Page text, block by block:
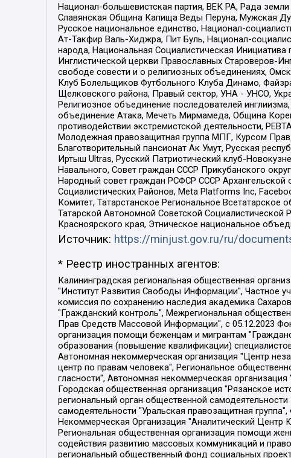
Национал-большевистская партия, ВЕК РА, Рада
Славянская Община Капища Веды Перуна, Мужская
Русское национальное единство, Национал-
Ат-Такфир Валь-Хиджра, Пит Буль, Национал-
народа, Национальная Социалистическая
Инглистической церкви Православных Староверов-
свободе совести и о религиозных объединениях,
Клуб Болельщиков Футбольного Клуба Динамо,
Щелковского района, Правый сектор, УНА - УНСО,
Религиозное объединение последователей
объединение Атака, Мечеть Мирмамеда, Община
противодействии экстремистской деятельности,
Молодежная правозащитная группа МПГ, Курсом
Благотворительный пансионат Ак Умут, Русская
Иртыш Ultras, Русский Патриотический клуб-
Навального, Совет граждан СССР Прикубанского
Народный совет граждан РСФСР СССР
Социалистических Районов, Meta Platforms Inc,
Комитет, Татарстанское Региональное
Татарской Автономной Советской Социалистической
Красноярского края, Этническое национальное
Источник: https://minjust.gov.ru/ru/
* Реестр иностранных агентов:
Калининградская региональная общественная организация "Экозащита!-Женсовет", Фонд содействия защите прав и свобод граждан "Общественный вердикт", Фонд "Институт Развития Свободы Информации", Частное учреждение "Информационное агентство МЕМО. РУ", Региональная общественная организация "Общественная комиссия по сохранению наследия академика Сахарова", Фонд поддержки свободы прессы, Санкт-Петербургская общественная правозащитная организация "Гражданский контроль", Межрегиональная общественная организация "Информационно-просветительский центр "Мемориал", Региональный Фонд "Центр Защиты Прав Средств Массовой Информации", с 05.12.2023 Фонд "Центр Защиты Прав Средств массовой информации", Региональная общественная благотворительная организация помощи беженцам и мигрантам "Гражданское содействие", Негосударственное образовательное учреждение дополнительного профессионального образования (повышение квалификации) специалистов "АКАДЕМИЯ ПО ПРАВАМ ЧЕЛОВЕКА", Свердловская региональная общественная организация "Сутяжник", Автономная некоммерческая организация "Центр независимых социологических исследований", Союз общественных объединений "Российский исследовательский центр по правам человека", Региональное общественное учреждение научно-информационный центр "МЕМОРИАЛ", Некоммерческая организация "Фонд защиты гласности", Автономная некоммерческая организация "Институт прав человека", Городская общественная организация "Екатеринбургское общество "МЕМОРИАЛ", Городская общественная организация "Рязанское историко-просветительское и правозащитное общество "Мемориал" (Рязанский Мемориал), Челябинский региональный орган общественной самодеятельности – женское общественное объединение "Женщины Евразии", Челябинский региональный орган общественной самодеятельности "Уральская правозащитная группа", Фонд содействия защите здоровья и социальной справедливости имени Андрея Рылькова, Автономная Некоммерческая Организация "Аналитический Центр Юрия Левады", Автономная некоммерческая организация социальной поддержки населения "Проект Апрель", Региональная общественная организация помощи женщинам и детям, находящимся в кризисной ситуации "Информационно-методический центр "Анна", Фонд содействия развитию массовых коммуникаций и правовому просвещению "Так-так-Так", Фонд содействия устойчивому развитию "Серебряная тайга", Свердловский региональный общественный фонд социальных проектов "Новое время", "Idel.Реалии", Кавказ.Реалии, Крым.Реалии, Телеканал Настоящее Время, Татаро-башкирская служба Радио Свобода (Azatliq Radiosi), Радио Свободная Европа/Радио Свобода (PCE/PC), "Сибирь.Реалии", "Фактограф", Благотворительный фонд помощи осужденным и их семьям, Автономная некоммерческая организация "Институт глобализации и социальных движений", Фонд "В защиту прав заключенных", Частное учреждение "Центр поддержки и содействия развитию средств массовой информации", Пензенский региональный общественный благотворительный фонд "Гражданский союз", "Север.Реалии", Некоммерческая организация Фонд "Правовая инициатива", Общество с ограниченной ответственностью "Радио Свободная Европа/Радио Свобода", Чешское информационное агентство "MEDIUM-ORIENT", Красноярская региональная